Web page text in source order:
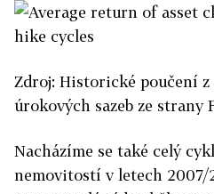
Zdroj: Historické poučení z
úrokových sazeb ze strany
Nacházíme se také celý
nemovitostí v letech 2007/